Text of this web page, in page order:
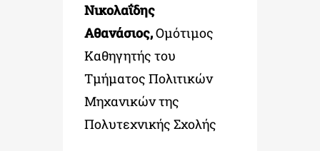
Νικολαΐδης
Αθανάσιος,Ομότιμος
Καθηγητής του
Τμήματος Πολιτικών
Μηχανικών της
Πολυτεχνικής Σχολής